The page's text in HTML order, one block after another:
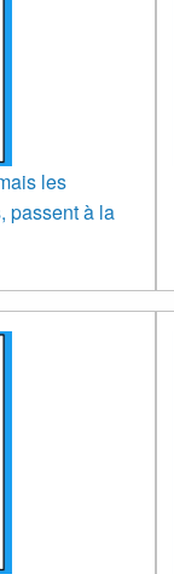
les
passent à la